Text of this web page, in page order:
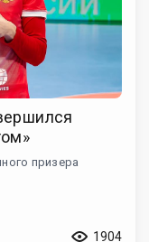
призера
1904